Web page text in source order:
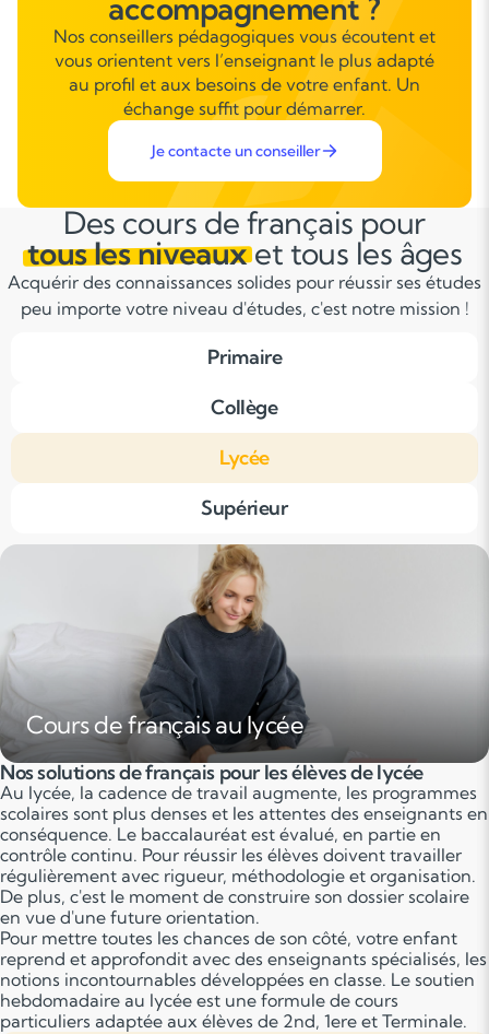
accompagnement ?
Nos conseillers pédagogiques vous écoutent et
vous orientent vers l’enseignant le plus adapté
au profil et aux besoins de votre enfant. Un
échange suffit pour démarrer.
Je contacte un conseiller
Des cours de français pour
tous les niveauxet tous les âges
Acquérir des connaissances solides pour réussir ses études
peu importe votre niveau d'études, c'est notre mission !
Primaire
Collège
Lycée
Supérieur
Cours de français au lycée
Nos solutions de français pour les élèves de lycée
Au lycée, la cadence de travail augmente, les programmes
scolaires sont plus denses et les attentes des enseignants en
conséquence. Le baccalauréat est évalué, en partie en
contrôle continu. Pour réussir les élèves doivent travailler
régulièrement avec rigueur, méthodologie et organisation.
De plus, c'est le moment de construire son dossier scolaire
en vue d'une future orientation.
Pour mettre toutes les chances de son côté, votre enfant
reprend et approfondit avec des enseignants spécialisés, les
notions incontournables développées en classe. Le soutien
hebdomadaire au lycée est une formule de cours
particuliers adaptée aux élèves de 2nd, 1ere et Terminale.